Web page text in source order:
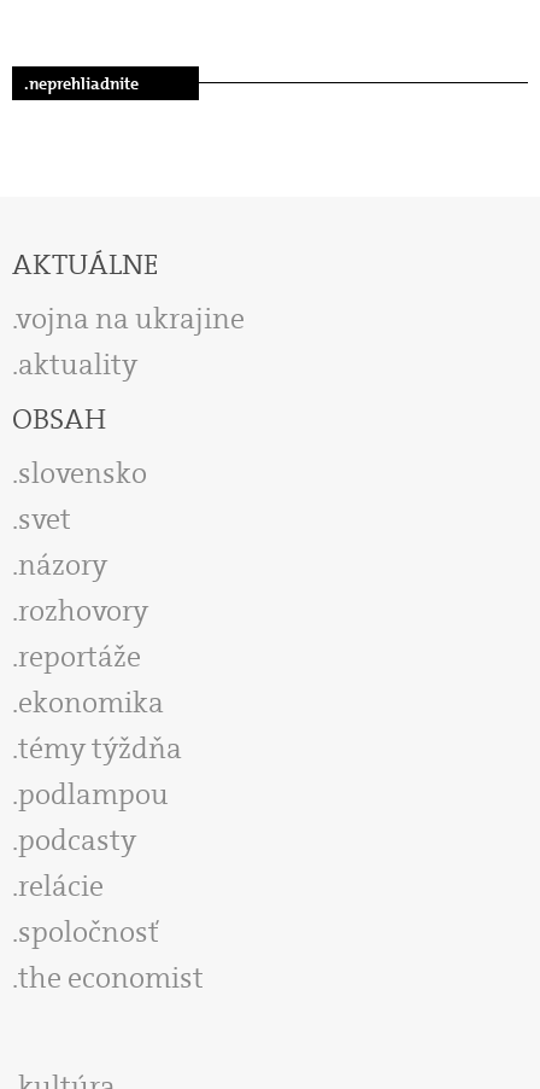
.neprehliadnite
AKTUÁLNE
vojna na ukrajine
aktuality
OBSAH
slovensko
svet
názory
rozhovory
reportáže
ekonomika
témy týždňa
podlampou
podcasty
relácie
spoločnosť
the economist